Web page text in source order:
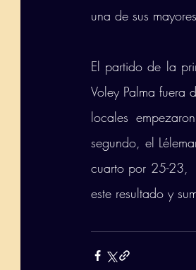
una de sus
El partido de la
Voley Palma
locales
segundo, el
cuarto por 25-23,
este resultado y